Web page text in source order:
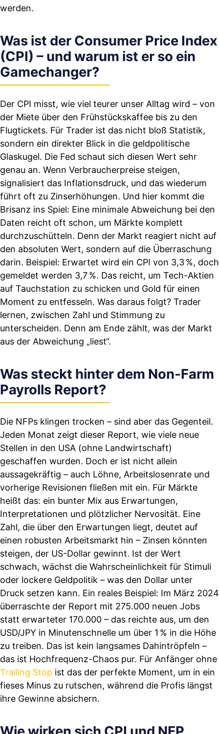
werden.
Was ist der Consumer Price Index
(CPI) – und warum ist er so ein
Gamechanger?
Der CPI misst, wie viel teurer unser Alltag wird – von
der Miete über den Frühstückskaffee bis zu den
Flugtickets. Für Trader ist das nicht bloß Statistik,
sondern ein direkter Blick in die geldpolitische
Glaskugel. Die Fed schaut sich diesen Wert sehr
genau an. Wenn Verbraucherpreise steigen,
signalisiert das Inflationsdruck, und das wiederum
führt oft zu Zinserhöhungen. Und hier kommt die
Brisanz ins Spiel: Eine minimale Abweichung bei den
Daten reicht oft schon, um Märkte komplett
durchzuschütteln. Denn der Markt reagiert nicht auf
den absoluten Wert, sondern auf die Überraschung
darin. Beispiel: Erwartet wird ein CPI von 3,3 %, doch
gemeldet werden 3,7 %. Das reicht, um Tech-Aktien
auf Tauchstation zu schicken und Gold für einen
Moment zu entfesseln. Was daraus folgt? Trader
lernen, zwischen Zahl und Stimmung zu
unterscheiden. Denn am Ende zählt, was der Markt
aus der Abweichung „liest“.
Was steckt hinter dem Non-Farm
Payrolls Report?
Die NFPs klingen trocken – sind aber das Gegenteil.
Jeden Monat zeigt dieser Report, wie viele neue
Stellen in den USA (ohne Landwirtschaft)
geschaffen wurden. Doch er ist nicht allein
aussagekräftig – auch Löhne, Arbeitslosenrate und
vorherige Revisionen fließen mit ein. Für Märkte
heißt das: ein bunter Mix aus Erwartungen,
Interpretationen und plötzlicher Nervosität. Eine
Zahl, die über den Erwartungen liegt, deutet auf
einen robusten Arbeitsmarkt hin – Zinsen könnten
steigen, der US-Dollar gewinnt. Ist der Wert
schwach, wächst die Wahrscheinlichkeit für Stimuli
oder lockere Geldpolitik – was den Dollar unter
Druck setzen kann. Ein reales Beispiel: Im März 2024
überraschte der Report mit 275.000 neuen Jobs
statt erwarteter 170.000 – das reichte aus, um den
USD/JPY in Minutenschnelle um über 1 % in die Höhe
zu treiben. Das ist kein langsames Dahintröpfeln –
das ist Hochfrequenz-Chaos pur. Für Anfänger ohne
Trailing Stop ist das der perfekte Moment, um in ein
fieses Minus zu rutschen, während die Profis längst
ihre Gewinne absichern.